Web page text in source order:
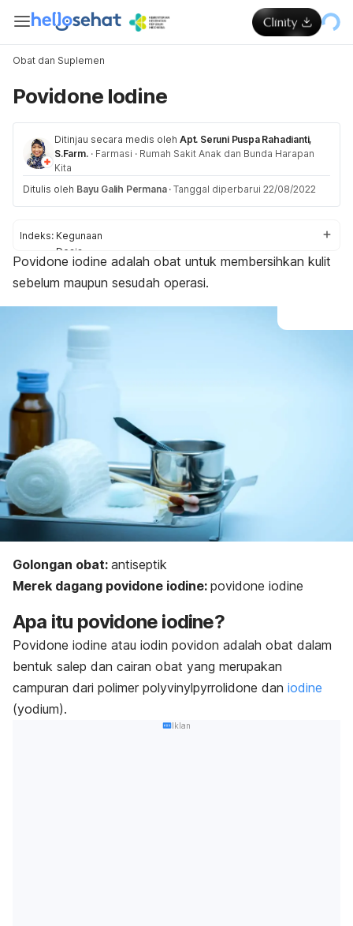
Obat dan Suplemen
Povidone Iodine
Ditinjau secara medis oleh Apt. Seruni Puspa Rahadianti,
S.Farm. · Farmasi · Rumah Sakit Anak dan Bunda Harapan
Kita
Ditulis oleh Bayu Galih Permana · Tanggal diperbarui 22/08/2022
Indeks: Kegunaan
Dosis
Aturan pakai
Efek samping
Interaksi obat
Povidone iodine adalah obat untuk membersihkan kulit
sebelum maupun sesudah operasi.
Golongan obat: antiseptik
Merek dagang povidone iodine: povidone iodine
Apa itu povidone iodine?
Povidone iodine atau iodin povidon adalah obat dalam
bentuk salep dan cairan obat yang merupakan
campuran dari polimer polyvinylpyrrolidone dan iodine
(yodium).
Iklan